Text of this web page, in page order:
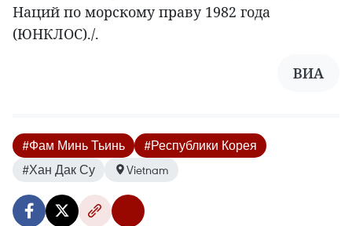
Наций по морскому праву 1982 года
(ЮНКЛОС)./.
ВИА
#Фам Минь Тьинь
#Республики Корея
#Хан Дак Су
Vietnam